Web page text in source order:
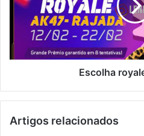
Escolha
Artigos relacionados